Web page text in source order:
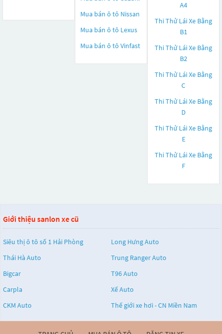
Mua bán ô tô Nissan
Mua bán ô tô Lexus
Mua bán ô tô Vinfast
A4
Thi Thử Lái Xe Bằng
B1
Thi Thử Lái Xe Bằng
B2
Thi Thử Lái Xe Bằng
C
Thi Thử Lái Xe Bằng
D
Thi Thử Lái Xe Bằng
E
Thi Thử Lái Xe Bằng
F
Giới thiệu sanlon xe cũ
Siêu thị ô tô số 1 Hải Phòng
Long Hưng Auto
Thái Hà Auto
Trung Ranger Auto
Bigcar
T96 Auto
Carpla
Xế Auto
CKM Auto
Thế giới xe hơi - CN Miền Nam